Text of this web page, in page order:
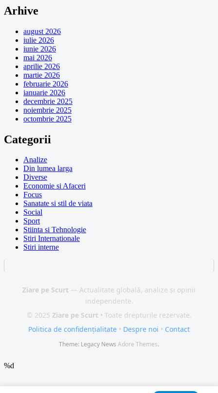
Arhive
august 2026
iulie 2026
iunie 2026
mai 2026
aprilie 2026
martie 2026
februarie 2026
ianuarie 2026
decembrie 2025
noiembrie 2025
octombrie 2025
Categorii
Analize
Din lumea larga
Diverse
Economie si Afaceri
Focus
Sanatate si stil de viata
Social
Sport
Stiinta si Tehnologie
Stiri Internationale
Stiri interne
Ziare pe Scurt — Actualitate globală, analize și opinii
independente.
© 2025 Ziare pe Scurt • Toate drepturile rezervate.
Politica de confidențialitate • Despre noi • Contact
Theme: Legacy News Adore Themes.
%d